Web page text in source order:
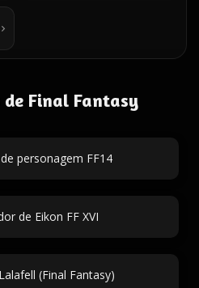
de Final Fantasy
personagem FF14
de Eikon FF XVI
(Final Fantasy)